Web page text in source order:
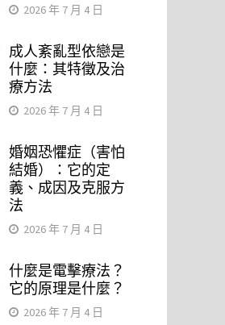
2026 年 7 月 4 日
成人紊亂型依戀是
什麼：其特徵及治
療方法
2026 年 7 月 4 日
婚姻恐懼症（害怕
結婚）：它的定
義、成因及克服方
法
2026 年 7 月 4 日
什麼是電擊療法？
它的原理是什麼？
2026 年 7 月 4 日